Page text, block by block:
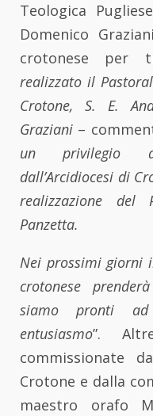
Teologica
Domenico
crotonese per
realizzato il
Crotone, S. E.
Graziani –
un privilegio
dall’Arcidiocesi di
realizzazione del
Panzetta.
Nei prossimi giorni
crotonese
siamo pronti ad
entusiasmo”.
commissionate
Crotone e dalla
maestro orafo